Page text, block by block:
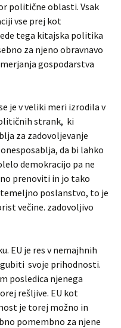
politične oblasti. Vsak
vse prej kot
tega kitajska politika
za njeno obravnavo
gospodarstva
je v veliki meri izrodila v
strank, ki
za zadovoljevanje
da bi lahko
demokracijo pa ne
prenoviti in jo tako
poslanstvo, to je
večine. zadovoljivo
EU je res v nemajhnih
svoje prihodnosti.
posledica njenega
rešljive. EU kot
je torej možno in
pomembno za njene